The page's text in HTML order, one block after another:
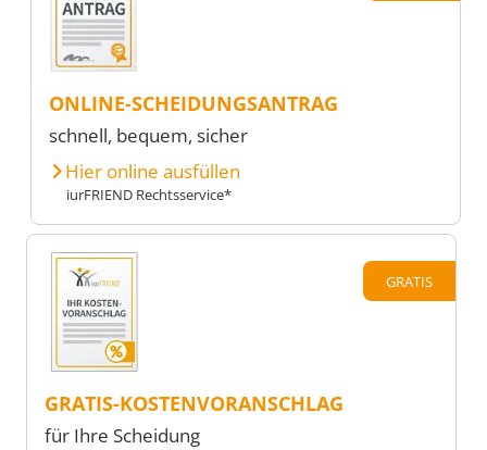
ONLINE-SCHEIDUNGSANTRAG
schnell, bequem, sicher
Hier online ausfüllen
iurFRIEND Rechtsservice*
GRATIS
GRATIS-KOSTENVORANSCHLAG
für Ihre Scheidung